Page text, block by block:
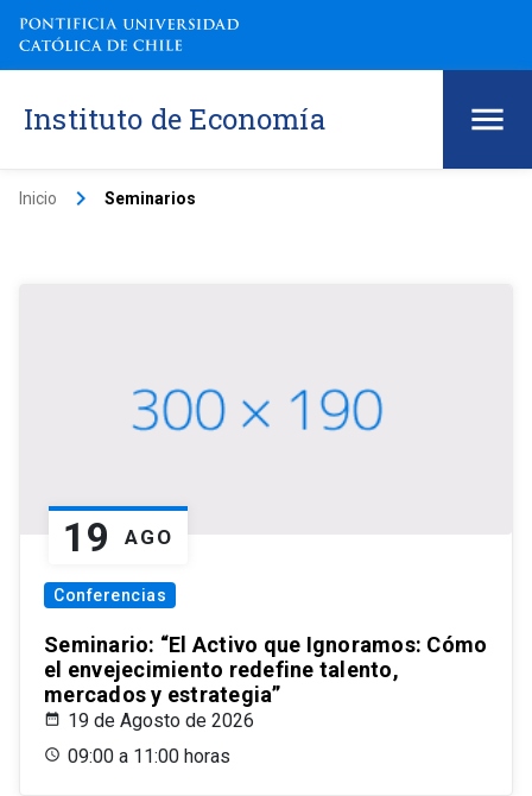
Instituto de Economía
Inicio keyboard_arrow_right Seminarios
19 AGO
Conferencias
Seminario: “El Activo que Ignoramos: Cómo
el envejecimiento redefine talento,
mercados y estrategia”
19 de Agosto de 2026
09:00 a 11:00 horas